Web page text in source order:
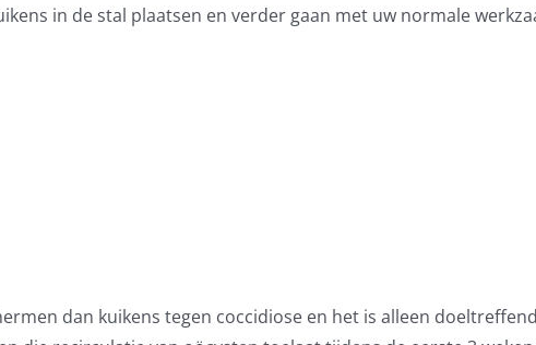
in de stal plaatsen en verder gaan met uw normale
dan kuikens tegen coccidiose en het is alleen